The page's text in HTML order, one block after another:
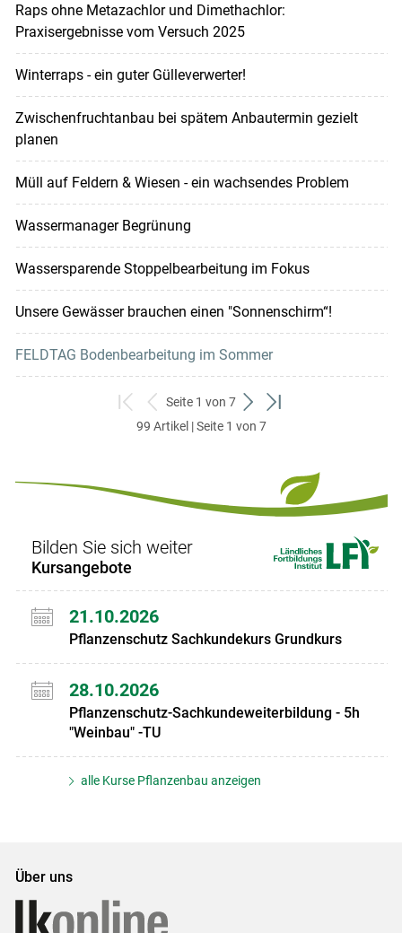
Raps ohne Metazachlor und Dimethachlor:
Praxisergebnisse vom Versuch 2025
Winterraps - ein guter Gülleverwerter!
Zwischenfruchtanbau bei spätem Anbautermin gezielt
planen
Müll auf Feldern & Wiesen - ein wachsendes Problem
Wassermanager Begrünung
Wassersparende Stoppelbearbeitung im Fokus
Unsere Gewässer brauchen einen "Sonnenschirm“!
FELDTAG Bodenbearbeitung im Sommer
zum
ersten
zurück
zum
Seite 1 von 7
weiter
zum
zum
99 Artikel | Seite 1 von 7
Bilden Sie sich weiter
Kursangebote
21.10.2026
Pflanzenschutz Sachkundekurs Grundkurs
28.10.2026
Pflanzenschutz-Sachkundeweiterbildung - 5h
"Weinbau" -TU
alle Kurse Pflanzenbau anzeigen
Über uns